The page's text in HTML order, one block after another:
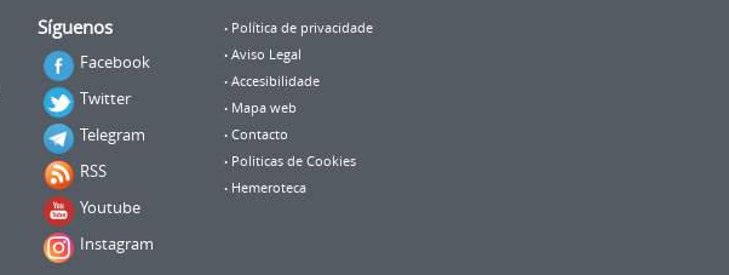
Síguenos
Facebook
Twitter
Telegram
RSS
Youtube
Instagram
Política de privacidade
Aviso Legal
Accesibilidade
Mapa web
Contacto
Politicas de Cookies
Hemeroteca